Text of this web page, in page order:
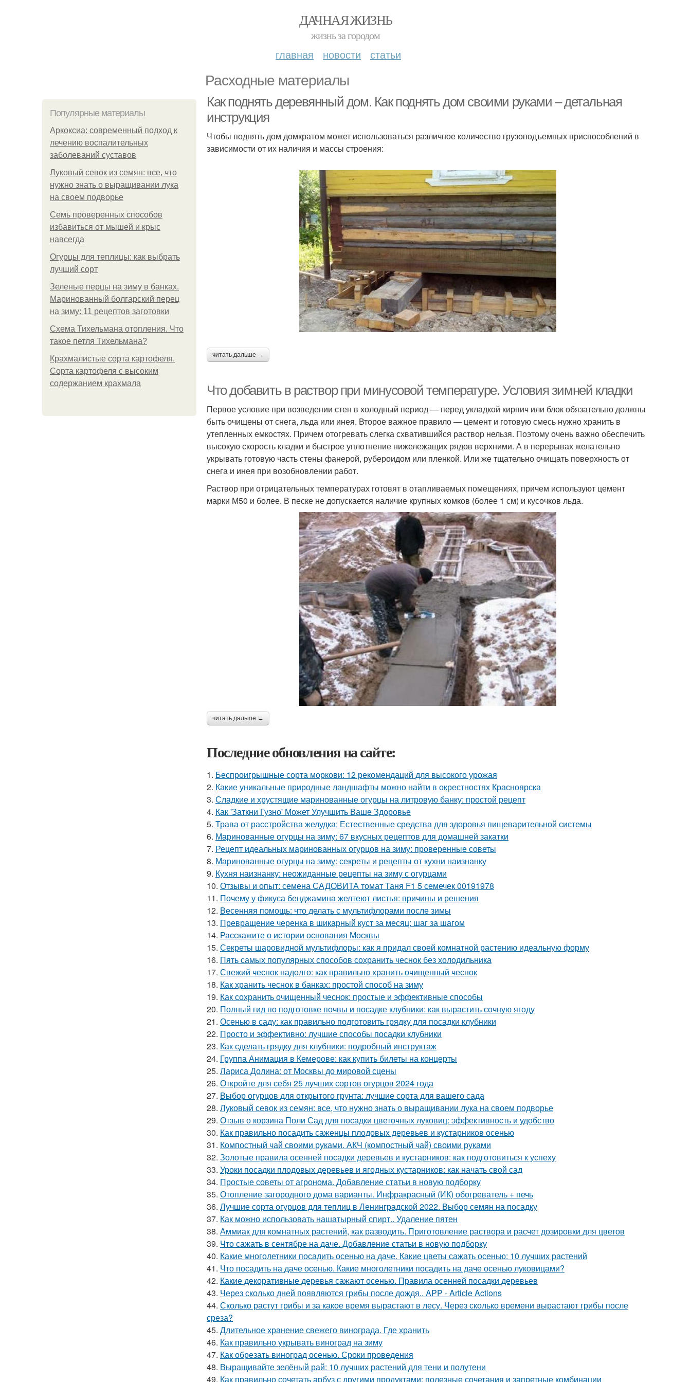
ДАЧНАЯ ЖИЗНЬ
жизнь за городом
главная новости статьи
Расходные материалы
Популярные материалы
Аркоксиа: современный подход к
лечению воспалительных
заболеваний суставов
Луковый севок из семян: все, что
нужно знать о выращивании лука
на своем подворье
Семь проверенных способов
избавиться от мышей и крыс
навсегда
Огурцы для теплицы: как выбрать
лучший сорт
Зеленые перцы на зиму в банках.
Маринованный болгарский перец
на зиму: 11 рецептов заготовки
Схема Тихельмана отопления. Что
такое петля Тихельмана?
Крахмалистые сорта картофеля.
Сорта картофеля с высоким
содержанием крахмала
Как поднять деревянный дом. Как поднять дом своими руками – детальная
инструкция
Чтобы поднять дом домкратом может использоваться различное количество грузоподъемных приспособлений в
зависимости от их наличия и массы строения:
читать дальше →
Что добавить в раствор при минусовой температуре. Условия зимней кладки
Первое условие при возведении стен в холодный период — перед укладкой кирпич или блок обязательно должны
быть очищены от снега, льда или инея. Второе важное правило — цемент и готовую смесь нужно хранить в
утепленных емкостях. Причем отогревать слегка схватившийся раствор нельзя. Поэтому очень важно обеспечить
высокую скорость кладки и быстрое уплотнение нижележащих рядов верхними. А в перерывах желательно
укрывать готовую часть стены фанерой, рубероидом или пленкой. Или же тщательно очищать поверхность от
снега и инея при возобновлении работ.
Раствор при отрицательных температурах готовят в отапливаемых помещениях, причем используют цемент
марки М50 и более. В песке не допускается наличие крупных комков (более 1 см) и кусочков льда.
читать дальше →
Последние обновления на сайте:
1. Беспроигрышные сорта моркови: 12 рекомендаций для высокого урожая
2. Какие уникальные природные ландшафты можно найти в окрестностях Красноярска
3. Сладкие и хрустящие маринованные огурцы на литровую банку: простой рецепт
4. Как 'Заткни Гузно' Может Улучшить Ваше Здоровье
5. Трава от расстройства желудка: Естественные средства для здоровья пищеварительной системы
6. Маринованные огурцы на зиму: 67 вкусных рецептов для домашней закатки
7. Рецепт идеальных маринованных огурцов на зиму: проверенные советы
8. Маринованные огурцы на зиму: секреты и рецепты от кухни наизнанку
9. Кухня наизнанку: неожиданные рецепты на зиму с огурцами
10. Отзывы и опыт: семена САДОВИТА томат Таня F1 5 семечек 00191978
11. Почему у фикуса бенджамина желтеют листья: причины и решения
12. Весенняя помощь: что делать с мультифлорами после зимы
13. Превращение черенка в шикарный куст за месяц: шаг за шагом
14. Расскажите о истории основания Москвы
15. Секреты шаровидной мультифлоры: как я придал своей комнатной растению идеальную форму
16. Пять самых популярных способов сохранить чеснок без холодильника
17. Свежий чеснок надолго: как правильно хранить очищенный чеснок
18. Как хранить чеснок в банках: простой способ на зиму
19. Как сохранить очищенный чеснок: простые и эффективные способы
20. Полный гид по подготовке почвы и посадке клубники: как вырастить сочную ягоду
21. Осенью в саду: как правильно подготовить грядку для посадки клубники
22. Просто и эффективно: лучшие способы посадки клубники
23. Как сделать грядку для клубники: подробный инструктаж
24. Группа Анимация в Кемерове: как купить билеты на концерты
25. Лариса Долина: от Москвы до мировой сцены
26. Откройте для себя 25 лучших сортов огурцов 2024 года
27. Выбор огурцов для открытого грунта: лучшие сорта для вашего сада
28. Луковый севок из семян: все, что нужно знать о выращивании лука на своем подворье
29. Отзыв о корзина Поли Сад для посадки цветочных луковиц: эффективность и удобство
30. Как правильно посадить саженцы плодовых деревьев и кустарников осенью
31. Компостный чай своими руками. АКЧ (компостный чай) своими руками
32. Золотые правила осенней посадки деревьев и кустарников: как подготовиться к успеху
33. Уроки посадки плодовых деревьев и ягодных кустарников: как начать свой сад
34. Простые советы от агронома. Добавление статьи в новую подборку
35. Отопление загородного дома варианты. Инфракрасный (ИК) обогреватель + печь
36. Лучшие сорта огурцов для теплиц в Ленинградской 2022. Выбор семян на посадку
37. Как можно использовать нашатырный спирт.. Удаление пятен
38. Аммиак для комнатных растений, как разводить. Приготовление раствора и расчет дозировки для цветов
39. Что сажать в сентябре на даче. Добавление статьи в новую подборку
40. Какие многолетники посадить осенью на даче. Какие цветы сажать осенью: 10 лучших растений
41. Что посадить на даче осенью. Какие многолетники посадить на даче осенью луковицами?
42. Какие декоративные деревья сажают осенью. Правила осенней посадки деревьев
43. Через сколько дней появляются грибы после дождя.. APP - Article Actions
44. Сколько растут грибы и за какое время вырастают в лесу. Через сколько времени вырастают грибы после
среза?
45. Длительное хранение свежего винограда. Где хранить
46. Как правильно укрывать виноград на зиму
47. Как обрезать виноград осенью. Сроки проведения
48. Выращивайте зелёный рай: 10 лучших растений для тени и полутени
49. Как правильно сочетать арбуз с другими продуктами: полезные сочетания и запретные комбинации